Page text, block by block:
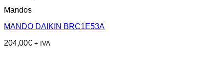
Mandos
MANDO DAIKIN BRC1E53A
204,00€ + IVA